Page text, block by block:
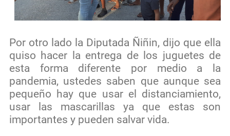
Por otro lado la Diputada Ñiñin, dijo que ella
quiso hacer la entrega de los juguetes de
esta forma diferente por medio a la
pandemia, ustedes saben que aunque sea
pequeño hay que usar el distanciamiento,
usar las mascarillas ya que estas son
importantes y pueden salvar vida.